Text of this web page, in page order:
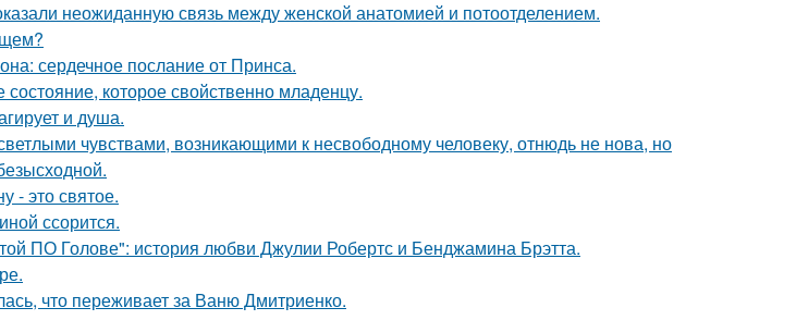
неожиданную связь между женской анатомией и потоотделением.
сердечное послание от Принса.
которое свойственно младенцу.
и душа.
чувствами, возникающими к несвободному человеку, отнюдь не нова, но
- это святое.
ссорится.
ПО Голове": история любви Джулии Робертс и Бенджамина Брэтта.
что переживает за Ваню Дмитриенко.